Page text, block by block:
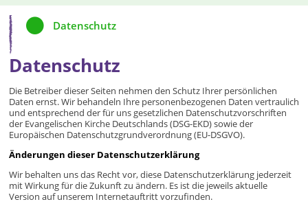
Datenschutz
Die Betreiber dieser Seiten nehmen den Schutz Ihrer persönlichen
Daten ernst. Wir behandeln Ihre personenbezogenen Daten vertraulich
und entsprechend der für uns gesetzlichen Datenschutzvorschriften
der Evangelischen Kirche Deutschlands (DSG-EKD) sowie der
Europäischen Datenschutzgrundverordnung (EU-DSGVO).
Änderungen dieser Datenschutzerklärung
Wir behalten uns das Recht vor, diese Datenschutzerklärung jederzeit
mit Wirkung für die Zukunft zu ändern. Es ist die jeweils aktuelle
Version auf unserem Internetauftritt vorzufinden.
Datenschutz